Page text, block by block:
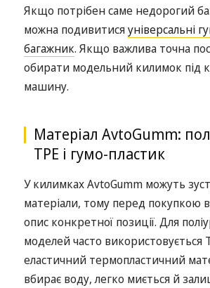
Якщо потрібен саме недорогий
можна подивитисяуніверсальні
багажник. Якщо важлива точна
обирати модельний килимок під
машину.
Матеріал AvtoGumm:
TPE і гумо-пластик
У килимках AvtoGumm можуть
матеріали, тому перед покупкою
опис конкретної позиції. Для
моделей часто використовується
еластичний термопластичний
вбирає воду, легко миється й